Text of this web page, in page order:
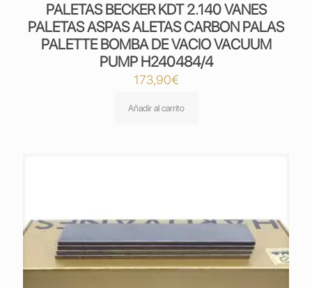
PALETAS BECKER KDT 2.140 VANES
PALETAS ASPAS ALETAS CARBON PALAS
PALETTE BOMBA DE VACIO VACUUM
PUMP H240484/4
173,90€
Añadir al carrito